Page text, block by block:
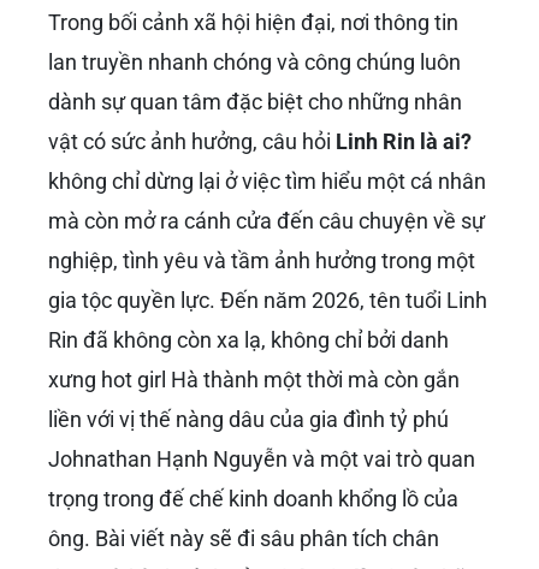
Trong bối cảnh xã hội hiện đại, nơi thông tin
lan truyền nhanh chóng và công chúng luôn
dành sự quan tâm đặc biệt cho những nhân
vật có sức ảnh hưởng, câu hỏi Linh Rin là ai?
không chỉ dừng lại ở việc tìm hiểu một cá nhân
mà còn mở ra cánh cửa đến câu chuyện về sự
nghiệp, tình yêu và tầm ảnh hưởng trong một
gia tộc quyền lực. Đến năm 2026, tên tuổi Linh
Rin đã không còn xa lạ, không chỉ bởi danh
xưng hot girl Hà thành một thời mà còn gắn
liền với vị thế nàng dâu của gia đình tỷ phú
Johnathan Hạnh Nguyễn và một vai trò quan
trọng trong đế chế kinh doanh khổng lồ của
ông. Bài viết này sẽ đi sâu phân tích chân